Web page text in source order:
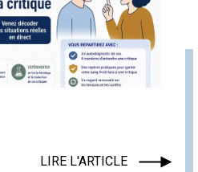
LIRE L'ARTICLE